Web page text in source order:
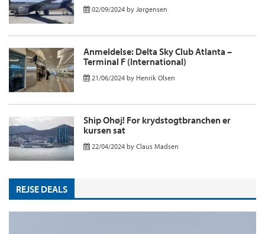
02/09/2024 by Jørgensen
Anmeldelse: Delta Sky Club Atlanta –
Terminal F (International)
21/06/2024 by Henrik Olsen
Ship Ohøj! For krydstogtbranchen er
kursen sat
22/04/2024 by Claus Madsen
REJSE DEALS